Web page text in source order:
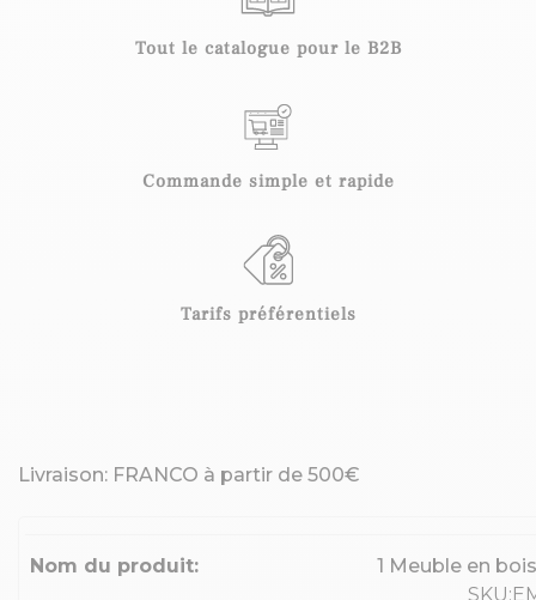
Tout le catalogue pour le B2B
Commande simple et rapide
Tarifs préférentiels
Livraison: FRANCO à partir de 500€
1 Meuble en